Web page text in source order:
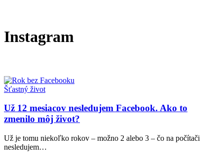
Instagram
Už
mesiacov
nesledujem
Facebook.
Ako
to
zmenilo
Šťastný život
Už 12 mesiacov nesledujem Facebook. Ako to
zmenilo môj život?
Už je tomu niekoľko rokov – možno 2 alebo 3 – čo na počítači
nesledujem…